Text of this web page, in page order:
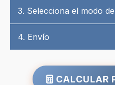
3. Selecciona el modo
4. Envío
CALCULAR